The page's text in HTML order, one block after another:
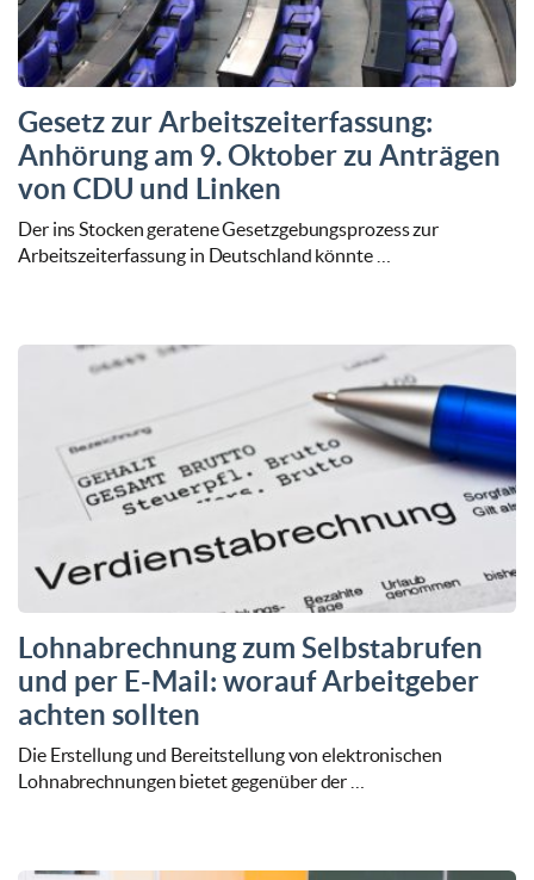
Gesetz zur Arbeitszeiterfassung:
Anhörung am 9. Oktober zu Anträgen
von CDU und Linken
Der ins Stocken geratene Gesetzgebungsprozess zur
Arbeitszeiterfassung in Deutschland könnte …
Lohnabrechnung zum Selbstabrufen
und per E-Mail: worauf Arbeitgeber
achten sollten
Die Erstellung und Bereitstellung von elektronischen
Lohnabrechnungen bietet gegenüber der …